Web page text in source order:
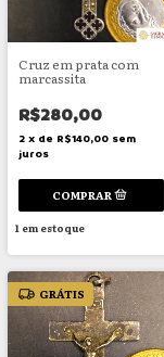
Cruz em prata com
marcassita
R$280,00
2 x de R$140,00 sem
juros
1em estoque
GRÁTIS